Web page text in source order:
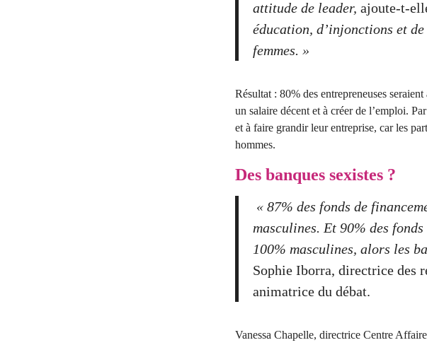
attitude de leader, ajoute-t-
éducation, d’injonctions et
femmes. »
Résultat : 80% des entrepreneuses
un salaire décent et à créer de l’emploi.
et à faire grandir leur entreprise, car les
hommes.
Des banques sexistes ?
« 87% des fonds de
masculines. Et 90% des
100% masculines, alors les
Sophie Iborra, directrice des
animatrice du débat.
Vanessa Chapelle, directrice Centre